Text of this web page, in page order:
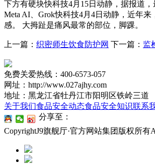
下方有硬块快科技4月15日动静，据报道
Meta AI、Grok快科技4月4日动静，近年
感。 大拇趾是痛风最常的部位，脚踝。
上一篇： 织密师生饮食防护网 下一篇： 监
免费关爱热线：400-6573-057
网址：http://www.027ajhy.com
地址：黑龙江省牡丹江市阳明区铁岭三道
关于我们食品安全动态食品安全知识联系
分享至：
CopyrightJ9旗舰厅·官方网站集团版权所有